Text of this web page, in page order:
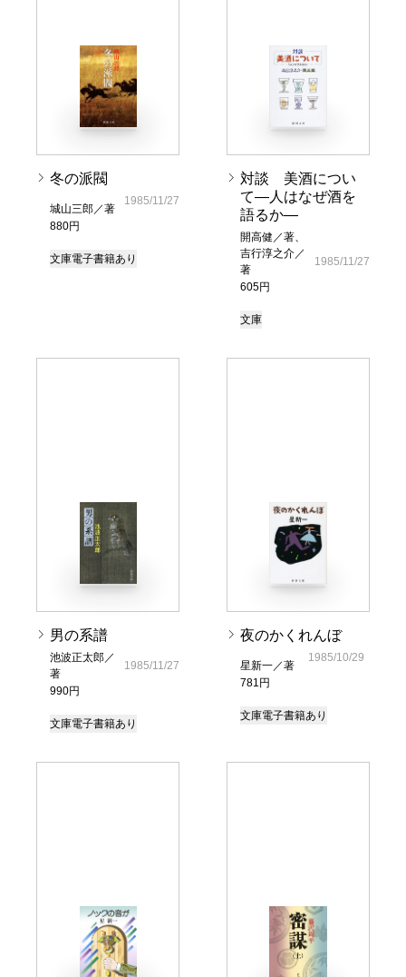
冬の派閥
城山三郎／著
880円
1985/11/27
文庫電子書籍あり
対談 美酒につい
て―人はなぜ酒を
語るか―
開高健／著、
吉行淳之介／
著
605円
1985/11/27
文庫
男の系譜
池波正太郎／
著
990円
1985/11/27
文庫電子書籍あり
夜のかくれんぼ
星新一／著
781円
1985/10/29
文庫電子書籍あり